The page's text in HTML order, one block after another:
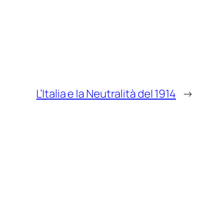
L’Italia e la Neutralità del 1914 →